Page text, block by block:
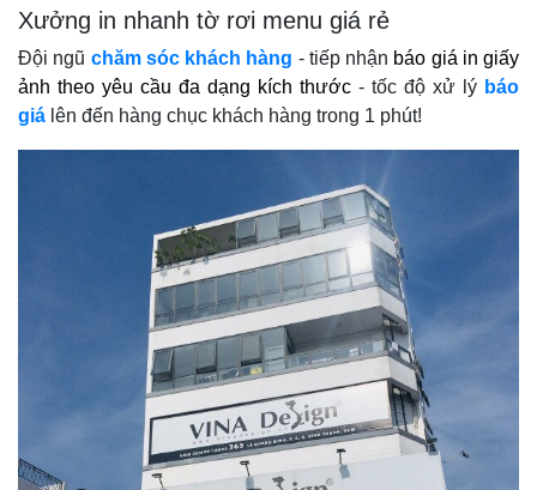
Xưởng in nhanh tờ rơi menu giá rẻ
Đội ngũ chăm sóc khách hàng - tiếp nhận báo giá in giấy
ảnh theo yêu cầu đa dạng kích thước - tốc độ xử lý báo
giá lên đến hàng chục khách hàng trong 1 phút!